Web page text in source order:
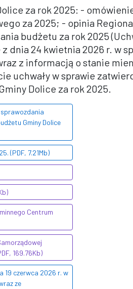
za rok 2025: -
za 2025; - opinia
budżetu za rok 2025
dnia 24 kwietnia 2026 r. w
z informacją o stanie
uchwały w sprawie
Dolice za rok 2025.
Gminy Dolice
(PDF, 7.21Mb)
Centrum
169.76Kb)
19 czerwca 2026 r. w
ze